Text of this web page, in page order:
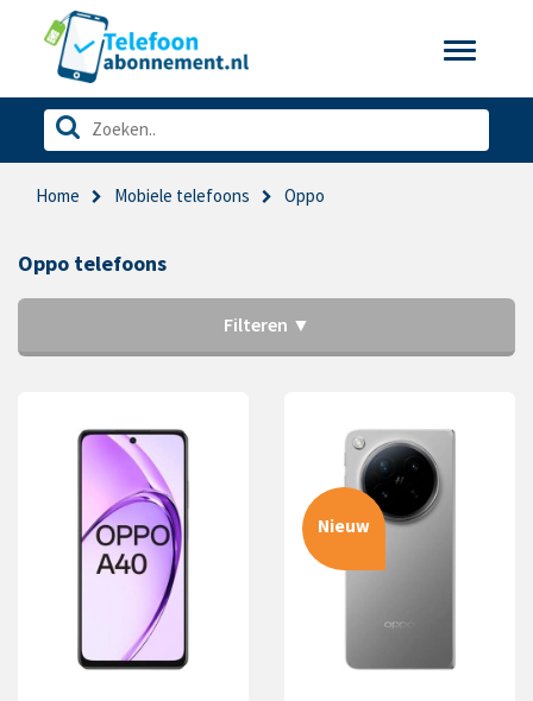
Toggle
Home Mobiele telefoons Oppo
Oppo telefoons
Filteren ▼
Nieuw